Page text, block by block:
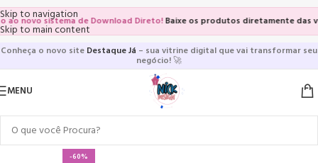
Skip to navigation
Skip to main content
sistema de Download Direto!Baixe os produtos diretamente das
Conheça o novo site Destaque Já – sua vitrine digital que vai transformar seu
negócio!🚀
MENU
-60%